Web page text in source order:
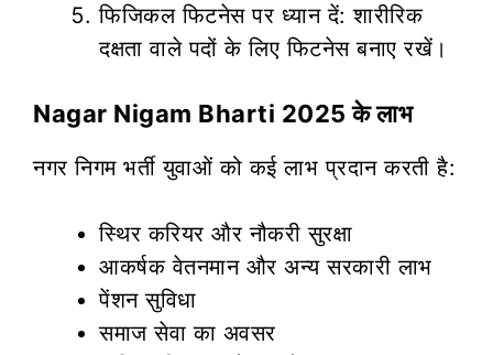
फिजिकल फिटनेस पर ध्यान दें: शारीरिक
दक्षता वाले पदों के लिए फिटनेस बनाए रखें।
Nagar Nigam Bharti 2025 के लाभ
नगर निगम भर्ती युवाओं को कई लाभ प्रदान करती है:
स्थिर करियर और नौकरी सुरक्षा
आकर्षक वेतनमान और अन्य सरकारी लाभ
पेंशन सुविधा
समाज सेवा का अवसर